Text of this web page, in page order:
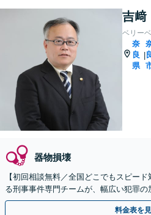
吉﨑
ベリー
奈
良
県
|
器物損壊
【初回相談無料／全国どこでもスピー
る刑事事件専門チームが、幅広い犯罪の
料金表を